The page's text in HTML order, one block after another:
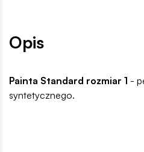
Opis
Painta Standard rozmiar 1 -
syntetycznego.